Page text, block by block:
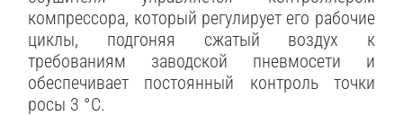
компрессора, который регулирует его рабочие
циклы, подгоняя сжатый воздух к
требованиям заводской пневмосети и
обеспечивает постоянный контроль точки
росы 3 °C.